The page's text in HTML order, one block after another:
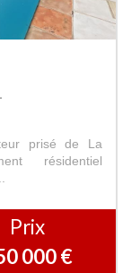
prisé de La
résidentiel
Prix
000 €